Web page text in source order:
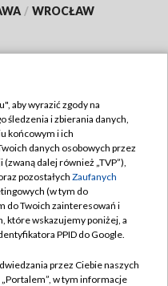
/ WROCŁAW
TVP
aby wyrazić zgody na
śledzenia i zbierania danych,
końcowym i ich
danych osobowych przez
dalej również „TVP”),
pozostałych Zaufanych
(w tym do
do Twoich zainteresowań i
które wskazujemy poniżej, a
PPID do Google.
przez Ciebie naszych
w tym informacje